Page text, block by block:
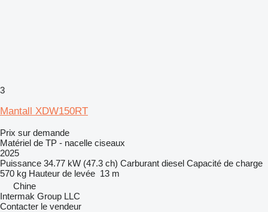
3
Mantall XDW150RT
Prix sur demande
Matériel de TP - nacelle ciseaux
2025
Puissance 34.77 kW (47.3 ch) Carburant diesel Capacité de charge
570 kg Hauteur de levée 13 m
Chine
Intermak Group LLC
Contacter le vendeur